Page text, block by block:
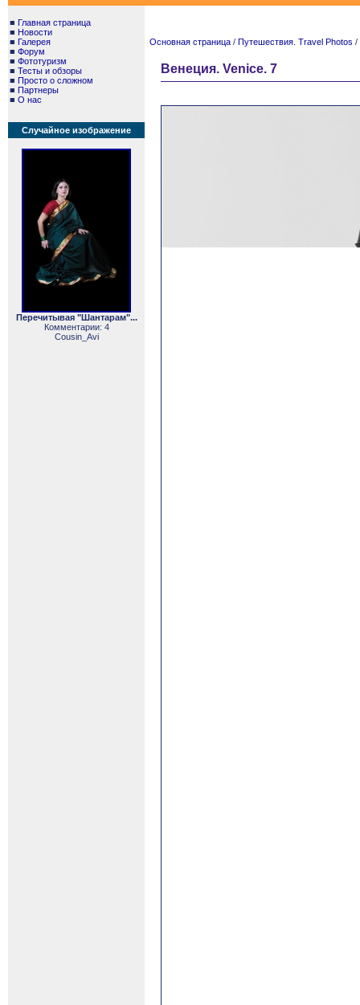
■ Главная страница
■ Новости
■ Галерея
■ Форум
■ Фототуризм
■ Тесты и обзоры
■ Просто о сложном
■ Партнеры
■ О нас
Случайное изображение
Перечитывая "Шантарам"...
Комментарии: 4
Cousin_Avi
Основная страница / Путешествия. Travel Photos /
Венеция. Venice. 7